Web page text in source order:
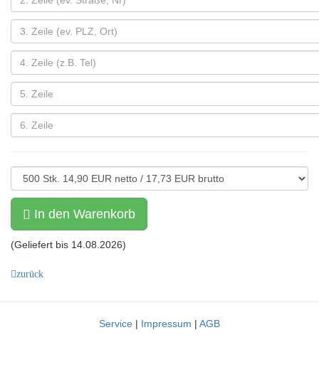
In den Warenkorb
(Geliefert bis 14.08.2026)
zurück
Service | Impressum | AGB